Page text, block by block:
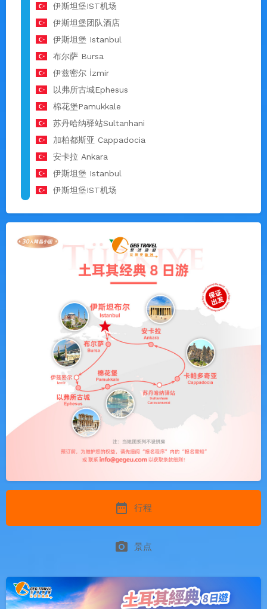
伊斯坦堡IST机场
伊斯坦堡团队酒店
伊斯坦堡 Istanbul
布尔萨 Bursa
伊兹密尔 İzmir
以弗所古城Ephesus
棉花堡Pamukkale
苏丹哈纳驿站Sultanhani
加柏都斯亚 Cappadocia
安卡拉 Ankara
伊斯坦堡 Istanbul
伊斯坦堡IST机场
date_range 行程
photo_camera 景点